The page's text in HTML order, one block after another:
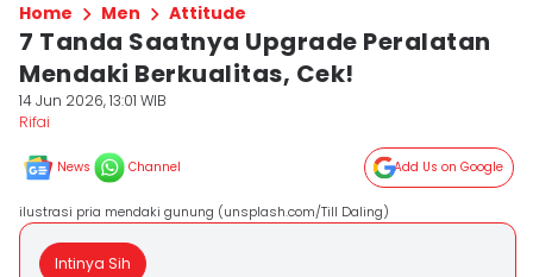
Home Men Attitude
7 Tanda Saatnya Upgrade Peralatan
Mendaki Berkualitas, Cek!
14 Jun 2026, 13:01 WIB
Rifai
News Channel Add Us on Google
ilustrasi pria mendaki gunung (unsplash.com/Till Daling)
Intinya Sih